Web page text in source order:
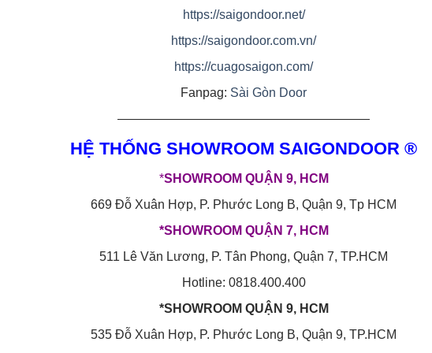
https://saigondoor.net/
https://saigondoor.com.vn/
https://cuagosaigon.com/
Fanpag: Sài Gòn Door
————————————————————
HỆ THỐNG SHOWROOM SAIGONDOOR ®
*SHOWROOM QUẬN 9, HCM
669 Đỗ Xuân Hợp, P. Phước Long B, Quận 9, Tp HCM
*SHOWROOM QUẬN 7, HCM
511 Lê Văn Lương, P. Tân Phong, Quận 7, TP.HCM
Hotline: 0818.400.400
*SHOWROOM QUẬN 9, HCM
535 Đỗ Xuân Hợp, P. Phước Long B, Quận 9, TP.HCM